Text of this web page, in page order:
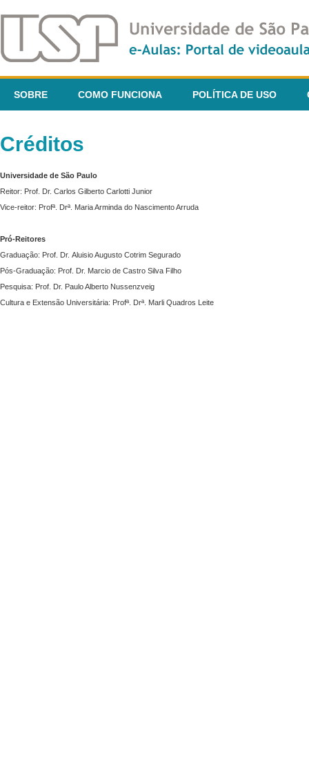
SOBRE COMO FUNCIONA POLÍTICA DE USO
Créditos
Universidade de São Paulo
Reitor: Prof. Dr. Carlos Gilberto Carlotti Junior
Vice-reitor: Profª. Drª. Maria Arminda do Nascimento Arruda
Pró-Reitores
Graduação: Prof. Dr. Aluisio Augusto Cotrim Segurado
Pós-Graduação: Prof. Dr. Marcio de Castro Silva Filho
Pesquisa: Prof. Dr. Paulo Alberto Nussenzveig
Cultura e Extensão Universitária: Profª. Drª. Marli Quadros Leite